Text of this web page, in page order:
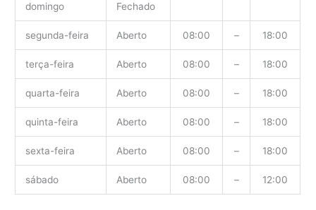
domingo Fechado
segunda-feira Aberto 08:00 – 18:00
terça-feira Aberto 08:00 – 18:00
quarta-feira Aberto 08:00 – 18:00
quinta-feira Aberto 08:00 – 18:00
sexta-feira Aberto 08:00 – 18:00
sábado Aberto 08:00 – 12:00